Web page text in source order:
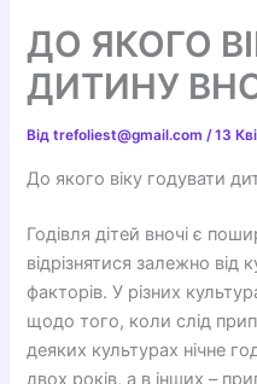
ДО ЯКОГО
ДИТИНУ
Відtrefoliest@gmail.com/13
До якого віку годувати
Годівля дітей вночі є
відрізнятися залежно від
факторів. У різних
щодо того, коли слід
деяких культурах нічне
двох років, а в інших –